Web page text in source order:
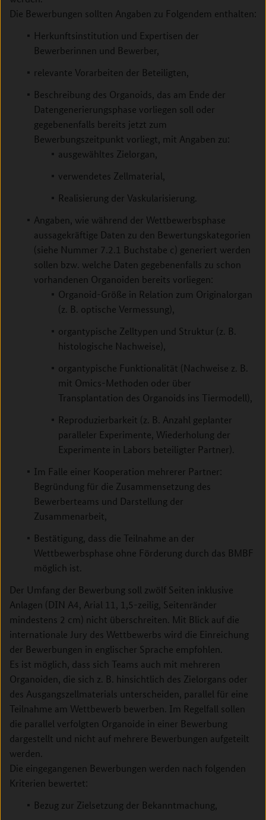
Die Bewerbungen sollten Angaben zu Folgendem enthalten:
Herkunftsinstitution und Expertisen der
Bewerberinnen und Bewerber,
relevante Vorarbeiten der Beteiligten,
Beschreibung des Organoids, das am Ende der
Datengenerierungsphase vorliegen soll oder
gegebenenfalls ­bereits jetzt zum
Bewerbungszeitpunkt vorliegt, mit Angaben zu:
ausgewähltes Zielorgan,
verwendetes Zellmaterial,
Realisierung der Vaskularisierung.
Angaben, wie während der Wettbewerbsphase
aussagekräftige Daten zu den Bewertungskategorien
(siehe ­Nummer 7.2.1 Buchstabe c) generiert werden
sollen bzw. welche Daten gegebenenfalls zu schon
vorhandenen Organoiden bereits vorliegen:
Organoid-Größe in Relation zum Originalorgan
(z. B. optische Vermessung),
organtypische Zelltypen und Struktur (z. B.
histologische Nachweise),
organtypische Funktionalität (Nachweise z. B.
mit Omics-Methoden oder über
Transplantation des Organoids ins Tiermodell),
Reproduzierbarkeit (z. B. Anzahl geplanter
paralleler Experimente, Wiederholung der
Experimente in Labors beteiligter Partner).
Im Falle einer Kooperation mehrerer Partner:
Begründung für die Zusammensetzung des
Bewerberteams und Darstellung der
Zusammenarbeit,
Bestätigung, dass die Teilnahme an der
Wettbewerbsphase ohne Förderung durch das BMBF
möglich ist.
Der Umfang der Bewerbung soll zwölf Seiten inklusive
Anlagen (DIN A4, Arial 11, 1,5-zeilig, Seitenränder
mindestens 2 cm) nicht überschreiten. Mit Blick auf die
internationale Jury des Wettbewerbs wird die Einreichung
der Bewerbungen in englischer Sprache empfohlen.
Es ist möglich, dass sich Teams auch mit mehreren
Organoiden, die sich z. B. hinsichtlich des Zielorgans oder
des Ausgangszellmaterials unterscheiden, parallel für eine
Teilnahme am Wettbewerb bewerben. Im Regelfall sollen
die parallel verfolgten Organoide in einer Bewerbung
dargestellt und nicht auf mehrere Bewerbungen aufgeteilt
werden.
Die eingegangenen Bewerbungen werden nach folgenden
Kriterien bewertet:
Bezug zur Zielsetzung der Bekanntmachung,